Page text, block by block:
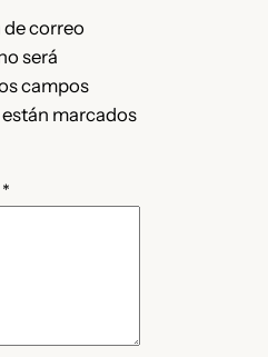
correo
será
campos
marcados
*